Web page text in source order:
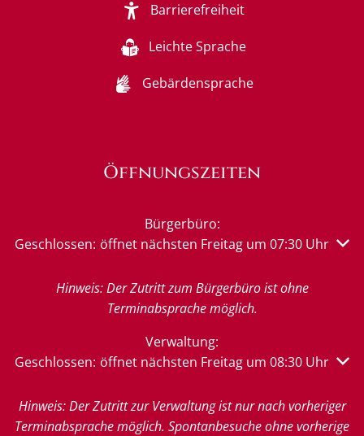
Barrierefreiheit
Leichte Sprache
Gebärdensprache
Öffnungszeiten
Bürgerbüro:
Klicken, um weitere Öffnungs- oder Schließzeiten
Geschlossen: öffnet nächsten Freitag um 07:30 Uhr
Hinweis: Der Zutritt zum Bürgerbüro ist ohne
Terminabsprache möglich.
Verwaltung:
Klicken, um weitere Öffnungs- oder Schließzeiten
Geschlossen: öffnet nächsten Freitag um 08:30 Uhr
Hinweis: Der Zutritt zur Verwaltung ist nur nach vorheriger
Terminabsprache möglich. Spontanbesuche ohne vorherige